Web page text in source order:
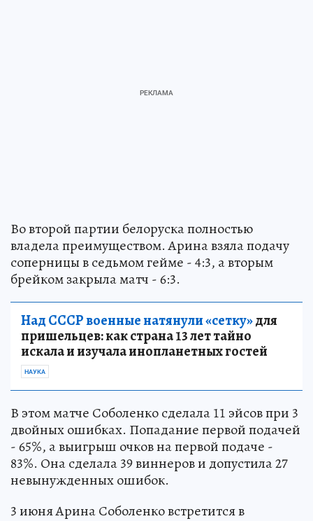
Во второй партии белоруска полностью
владела преимуществом. Арина взяла подачу
соперницы в седьмом гейме - 4:3, а вторым
брейком закрыла матч - 6:3.
Над СССР военные натянули «сетку»для
пришельцев: как страна 13 лет тайно
искала и изучала инопланетных гостей
НАУКА
В этом матче Соболенко сделала 11 эйсов при 3
двойных ошибках. Попадание первой подачей
- 65%, а выигрыш очков на первой подаче -
83%. Она сделала 39 виннеров и допустила 27
невынужденных ошибок.
3 июня Арина Соболенко встретится в